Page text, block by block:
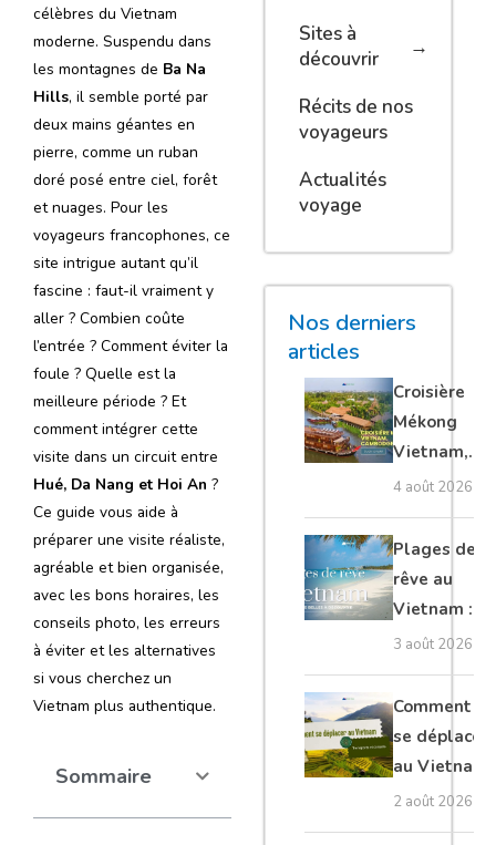
célèbres du Vietnam
moderne. Suspendu dans
les montagnes de Ba Na
Hills, il semble porté par
deux mains géantes en
pierre, comme un ruban
doré posé entre ciel, forêt
et nuages. Pour les
voyageurs francophones, ce
site intrigue autant qu’il
fascine : faut-il vraiment y
aller ? Combien coûte
l’entrée ? Comment éviter la
foule ? Quelle est la
meilleure période ? Et
comment intégrer cette
visite dans un circuit entre
Hué, Da Nang et Hoi An ?
Ce guide vous aide à
préparer une visite réaliste,
agréable et bien organisée,
avec les bons horaires, les
conseils photo, les erreurs
à éviter et les alternatives
si vous cherchez un
Vietnam plus authentique.
Sommaire
Sites à
découvrir
Récits de nos
voyageurs
Actualités
voyage
Nos derniers
articles
Croisière
Mékong
Vietnam,
Cambodge
et Laos :
guide
complet
4 août 2026
Plages de
rêve au
Vietnam :
les plus
belles à
découvrir
3 août 2026
Comment
se déplacer
au Vietnam
: transports
et conseils
2 août 2026